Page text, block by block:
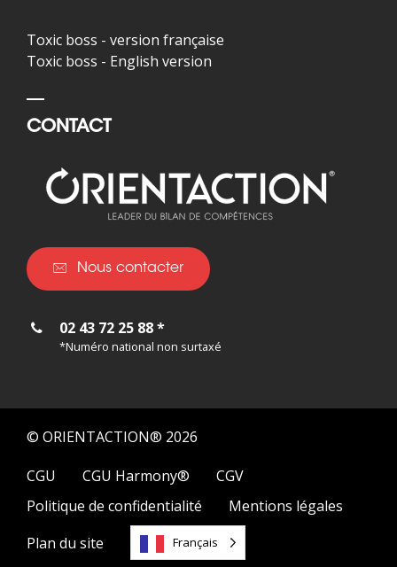
Toxic boss - version française
Toxic boss - English version
CONTACT
Nous contacter
02 43 72 25 88 *
*Numéro national non surtaxé
© ORIENTACTION® 2026
CGU
CGU Harmony®
CGV
Politique de confidentialité
Mentions légales
Plan du site
Français